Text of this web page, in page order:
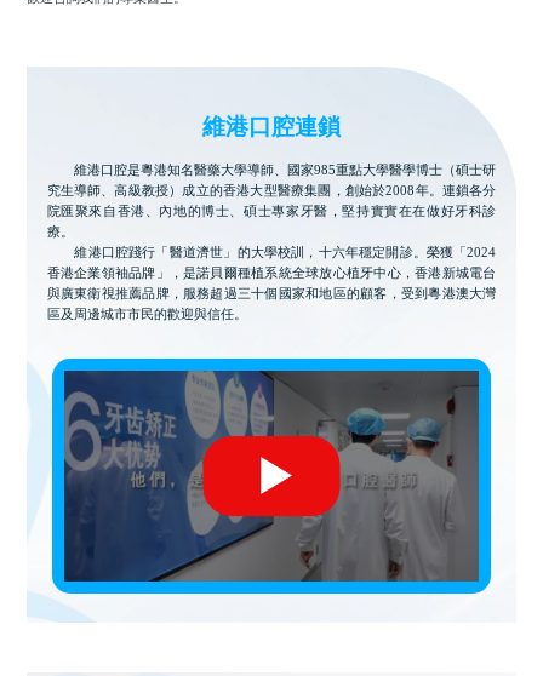
維港口腔連鎖
維港口腔是粵港知名醫藥大學導師、國家985重點大學醫學博士（碩士研
究生導師、高級教授）成立的香港大型醫療集團，創始於2008年。連鎖各分
院匯聚來自香港、內地的博士、碩士專家牙醫，堅持實實在在做好牙科診
療。
維港口腔踐行「醫道濟世」的大學校訓，十六年穩定開診。榮獲「2024
香港企業領袖品牌」，是諾貝爾種植系統全球放心植牙中心，香港新城電台
與廣東衛視推薦品牌，服務超過三十個國家和地區的顧客，受到粵港澳大灣
區及周邊城市市民的歡迎與信任。